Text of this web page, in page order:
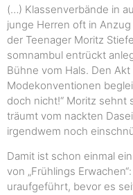
(…) Klassenverbände in
junge Herren oft in
der Teenager Moritz
somnambul entrückt
Bühne vom Hals. Den
Modekonventionen
doch nicht!“ Moritz sehnt
träumt vom nackten
irgendwem noch
Damit ist schon einmal
von „Frühlings
uraufgeführt, bevor es